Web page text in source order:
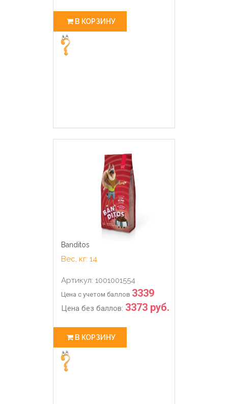
В КОРЗИНУ
Banditos
Вес, кг: 14
Артикул: 1001001554
Цена с учетом баллов 3339
Цена без баллов: 3373 руб.
В КОРЗИНУ